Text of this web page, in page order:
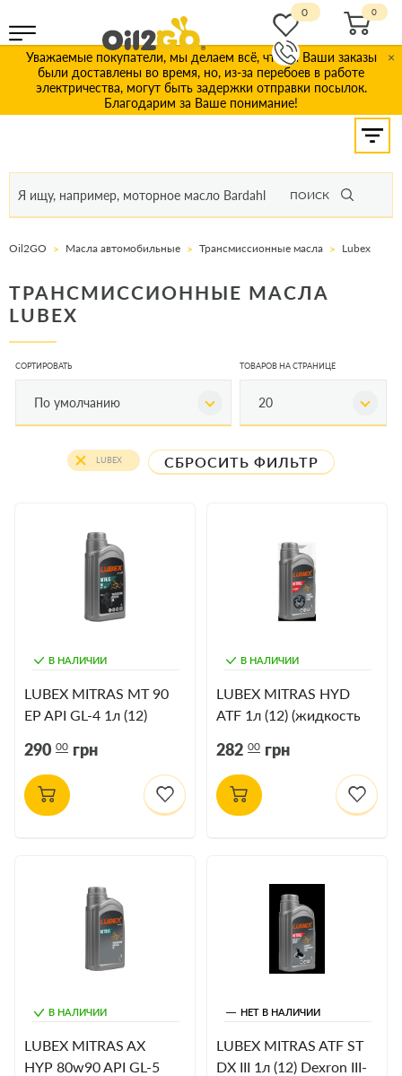
Уважаемые покупатели, мы делаем всё, чтобы Ваши заказы
были доставлены во время, но, из-за перебоев в работе
электричества, могут быть задержки отправки посылок.
Благодарим за Ваше понимание!
×
ПОИСК
0
Oil2GO Масла автомобильные Трансмиссионные масла Lubex
ТРАНСМИССИОННЫЕ МАСЛА
LUBEX
СОРТИРОВАТЬ
По умолчанию
ТОВАРОВ НА СТРАНИЦЕ
20
LUBEX СБРОСИТЬ ФИЛЬТР
В НАЛИЧИИ
LUBEX MITRAS MT 90
EP API GL-4 1л (12)
290 00 грн
В НАЛИЧИИ
LUBEX MITRAS HYD
ATF 1л (12) (жидкость
руля)
282 00 грн
В НАЛИЧИИ
LUBEX MITRAS AX
HYP 80w90 API GL-5
НЕТ В НАЛИЧИИ
LUBEX MITRAS ATF ST
DX III 1л (12) Dexron III-